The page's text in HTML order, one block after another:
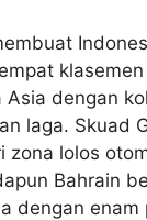
klasemen
Asia dengan
laga. Skuad
zona lolos
Bahrain
dengan enam